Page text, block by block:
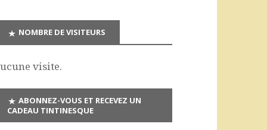
NOMBRE DE VISITEURS
visite.
ABONNEZ-VOUS ET RECEVEZ UN
CADEAU TINTINESQUE